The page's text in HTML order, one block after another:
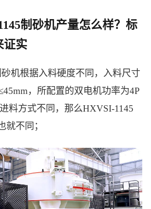
制砂机产量怎么样？标
证实
机根据入料硬度不同，入料尺寸
，所配置的双电机功率为4P
料方式不同，那么HXVSI-1145
就不同；